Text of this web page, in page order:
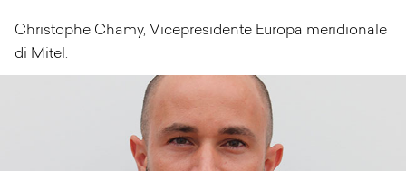
Christophe Chamy, Vicepresidente Europa meridionale
di Mitel.